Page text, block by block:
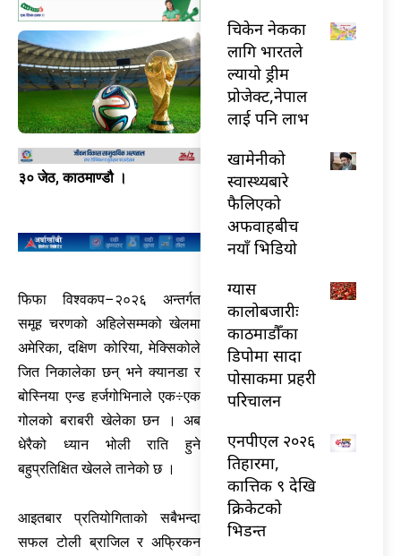
३० जेठ, काठमाण्डौ ।
फिफा विश्वकप–२०२६ अन्तर्गत
समूह चरणको अहिलेसम्मको खेलमा
अमेरिका, दक्षिण कोरिया, मेक्सिकोले
जित निकालेका छन् भने क्यानडा र
बोस्निया एन्ड हर्जगोभिनाले एक÷एक
गोलको बराबरी खेलेका छन । अब
धेरैको ध्यान भोली राति हुने
बहुप्रतिक्षित खेलले तानेको छ ।
आइतबार प्रतियोगिताको सबैभन्दा
सफल टोली ब्राजिल र अफ्रिकन
चिकेन नेकका
लागि भारतले
ल्यायो ड्रीम
प्रोजेक्ट,नेपाल
लाई पनि लाभ
खामेनीको
स्वास्थ्यबारे
फैलिएको
अफवाहबीच
नयाँ भिडियो
ग्यास
कालोबजारीः
काठमाडौँका
डिपोमा सादा
पोसाकमा प्रहरी
परिचालन
एनपीएल २०२६
तिहारमा,
कात्तिक ९ देखि
क्रिकेटको
भिडन्त